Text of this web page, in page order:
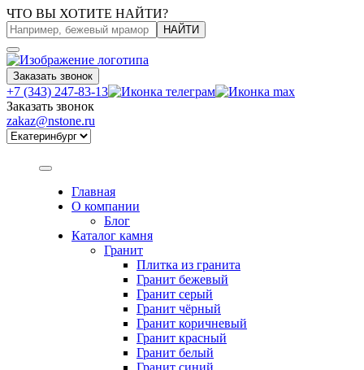
ЧТО ВЫ ХОТИТЕ НАЙТИ?
НАЙТИ
Заказать звонок
+7 (343) 247-83-13
Заказать звонок
zakaz@nstone.ru
Главная
О компании
Блог
Каталог камня
Гранит
Плитка из гранита
Гранит бежевый
Гранит серый
Гранит чёрный
Гранит коричневый
Гранит красный
Гранит белый
Гранит синий